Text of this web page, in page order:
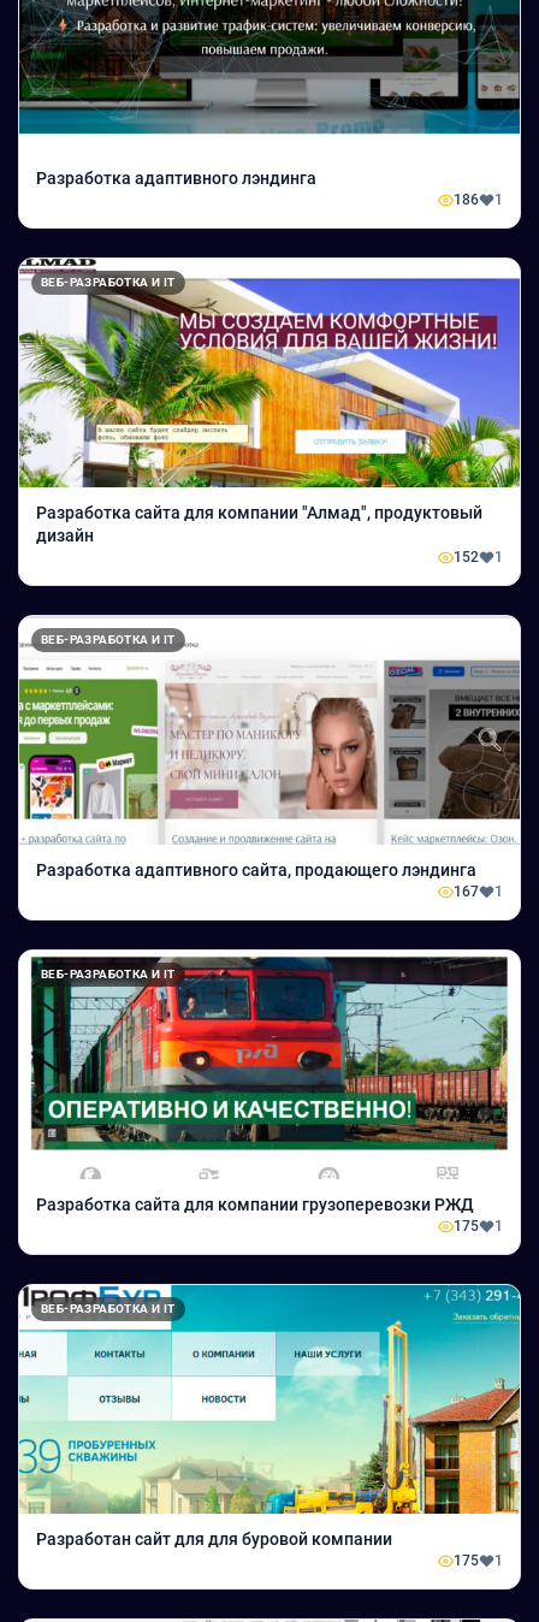
Разработка адаптивного лэндинга
186 1
ВЕБ-РАЗРАБОТКА И IT
Разработка сайта для компании "Алмад", продуктовый
дизайн
152 1
ВЕБ-РАЗРАБОТКА И IT
Разработка адаптивного сайта, продающего лэндинга
167 1
ВЕБ-РАЗРАБОТКА И IT
Разработка сайта для компании грузоперевозки РЖД
175 1
ВЕБ-РАЗРАБОТКА И IT
Разработан сайт для для буровой компании
175 1